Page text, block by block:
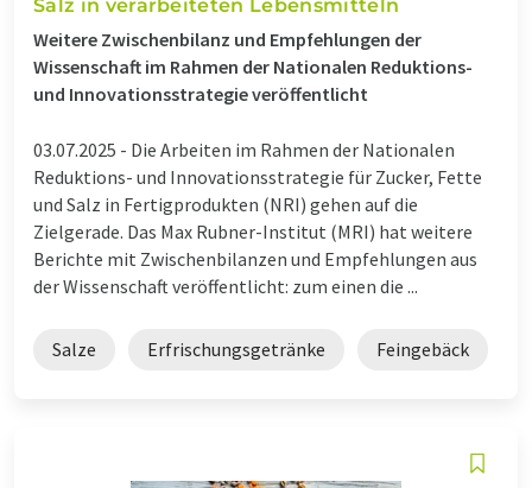
Salz in verarbeiteten Lebensmitteln
Weitere Zwischenbilanz und Empfehlungen der
Wissenschaft im Rahmen der Nationalen Reduktions-
und Innovationsstrategie veröffentlicht
03.07.2025 - Die Arbeiten im Rahmen der Nationalen
Reduktions- und Innovationsstrategie für Zucker, Fette
und Salz in Fertigprodukten (NRI) gehen auf die
Zielgerade. Das Max Rubner-Institut (MRI) hat weitere
Berichte mit Zwischenbilanzen und Empfehlungen aus
der Wissenschaft veröffentlicht: zum einen die ...
Salze Erfrischungsgetränke Feingebäck